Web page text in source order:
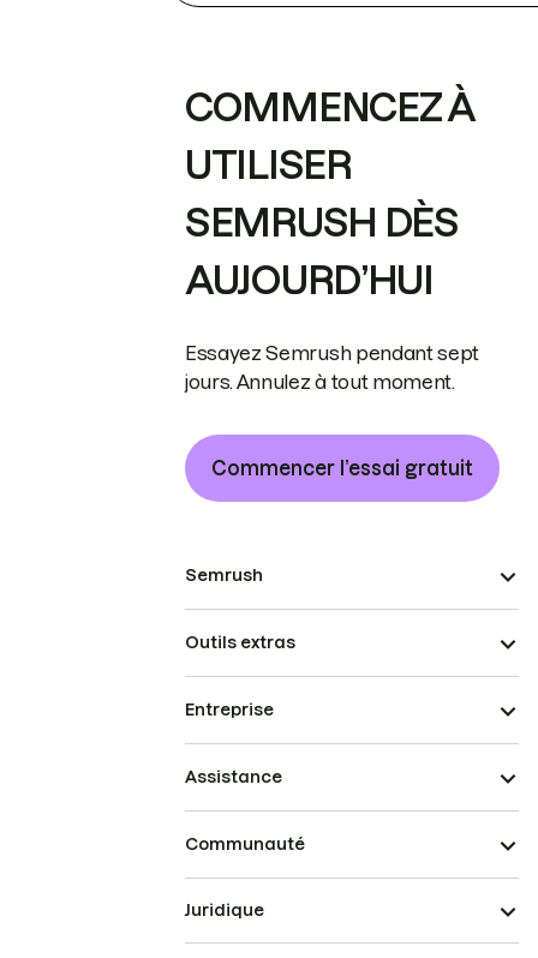
COMMENCEZ À
UTILISER
SEMRUSH DÈS
AUJOURD’HUI
Essayez Semrush pendant sept
jours. Annulez à tout moment.
Commencer l’essai gratuit
Semrush
Outils extras
Entreprise
Assistance
Communauté
Juridique